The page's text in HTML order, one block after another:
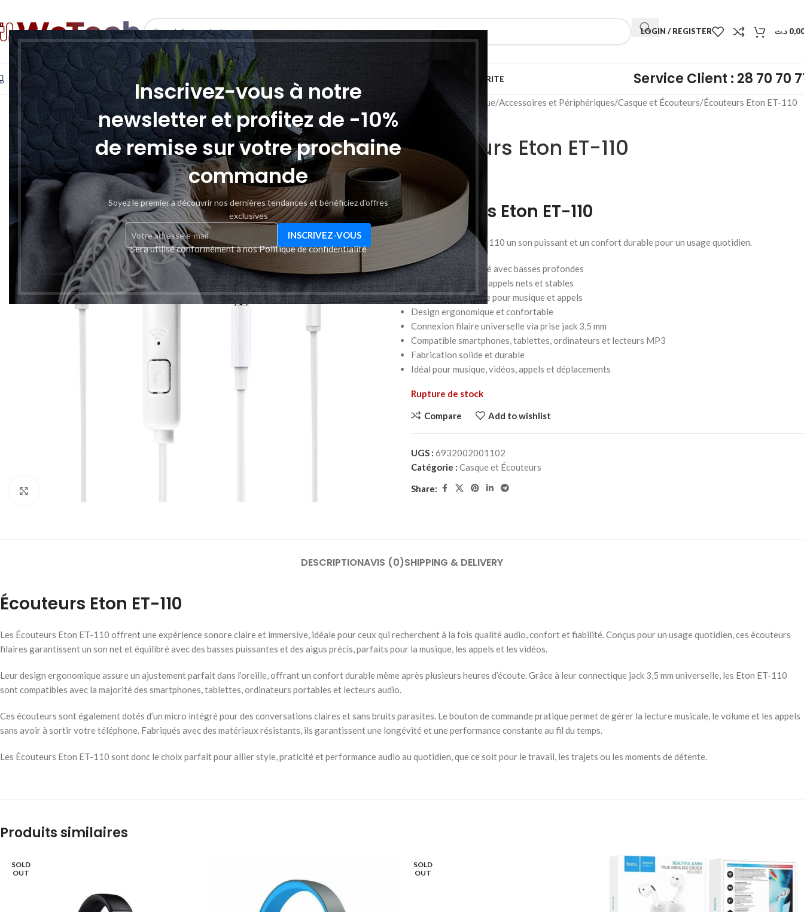
Inscrivez-vous à notre
newsletter et profitez de -10%
de remise sur votre prochaine
commande
Soyez le premier à découvrir nos dernières tendances et bénéficiez d'offres
exclusives
Sera utilisé conformément à nosPolitique de confidentialité
SELECT CATEGORY
LOGIN / REGISTER د.ت
INFORMATIQUE TÉLÉPHONIE & TABLETTE STOCKAGE IMPRESSION RESEAU ET SECURITE Service Client : 28 70 70
SOLD
OUT
Informatique Accessoires et Périphériques Casque et Écouteurs Écouteurs Eton ET-110
Écouteurs Eton ET-110
7,000
Écouteurs Eton ET-110
Écouteurs Eton ET-110 un son puissant et un confort durable pour un usage quotidien.
Son clair et équilibré avec basses profondes
Micro intégré pour appels nets et stables
Commande intégrée pour musique et appels
Design ergonomique et confortable
Connexion filaire universelle via prise jack 3,5 mm
Compatible smartphones, tablettes, ordinateurs et lecteurs MP3
Fabrication solide et durable
Idéal pour musique, vidéos, appels et déplacements
Rupture de stock
Compare Add to wishlist
UGS : 6932002001102
Catégorie : Casque et Écouteurs
Share:
DESCRIPTIONAVIS (0)SHIPPING & DELIVERY
Écouteurs Eton ET-110
Les Écouteurs Eton ET-110 offrent une expérience sonore claire et immersive, idéale pour ceux qui recherchent à la fois qualité audio, confort et fiabilité. Conçus pour un usage quotidien, ces écouteurs
filaires garantissent un son net et équilibré avec des basses puissantes et des aigus précis, parfaits pour la musique, les appels et les vidéos.
Leur design ergonomique assure un ajustement parfait dans l’oreille, offrant un confort durable même après plusieurs heures d’écoute. Grâce à leur connectique jack 3,5 mm universelle, les Eton ET-110
sont compatibles avec la majorité des smartphones, tablettes, ordinateurs portables et lecteurs audio.
Ces écouteurs sont également dotés d’un micro intégré pour des conversations claires et sans bruits parasites. Le bouton de commande pratique permet de gérer la lecture musicale, le volume et les appels
sans avoir à sortir votre téléphone. Fabriqués avec des matériaux résistants, ils garantissent une longévité et une performance constante au fil du temps.
Les Écouteurs Eton ET-110 sont donc le choix parfait pour allier style, praticité et performance audio au quotidien, que ce soit pour le travail, les trajets ou les moments de détente.
Produits similaires
SOLD
OUT
SOLD
OUT